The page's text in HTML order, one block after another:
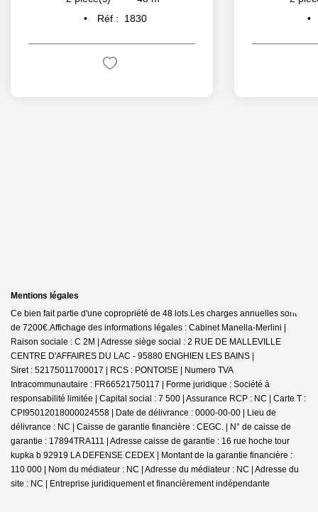
Réf :
1830
Mentions légales
Ce bien fait partie d'une copropriété de 48 lots.Les charges annuelles sont
de 7200€.Affichage des informations légales : Cabinet Manella-Merlini |
Raison sociale : C 2M | Adresse siège social : 2 RUE DE MALLEVILLE
CENTRE D'AFFAIRES DU LAC - 95880 ENGHIEN LES BAINS |
Siret : 52175011700017 | RCS : PONTOISE | Numero TVA
Intracommunautaire : FR66521750117 | Forme juridique : Société à
responsabilité limitée | Capital social : 7 500 | Assurance RCP : NC | Carte T :
CPI95012018000024558 | Date de délivrance : 0000-00-00 | Lieu de
délivrance : NC | Caisse de garantie financière : CEGC. | N° de caisse de
garantie : 17894TRA111 | Adresse caisse de garantie : 16 rue hoche tour
kupka b 92919 LA DEFENSE CEDEX | Montant de la garantie financière :
110 000 | Nom du médiateur : NC | Adresse du médiateur : NC | Adresse du
site : NC | Entreprise juridiquement et financièrement indépendante